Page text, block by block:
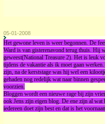
05-01-2008
Het gewone leven is weer begonnen. De
Ward is van gisterenavond terug thuis. Hij
geweest(National Treasure 2). Het is leuk
tijdens de vakantie als ik moet gaan
zijn, na de kerststage was hij wel een
gehaden nog redelijk wat naar binnen
voorzien.
Bloggen wordt een nieuwe rage bij zijn
ook Jens zijn eigen blog. De ene zijn al wat
iedereen doet zijn best en dat is het